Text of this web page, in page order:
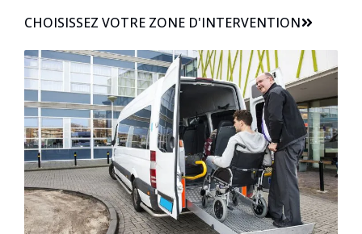
CHOISISSEZ VOTRE ZONE D'INTERVENTION